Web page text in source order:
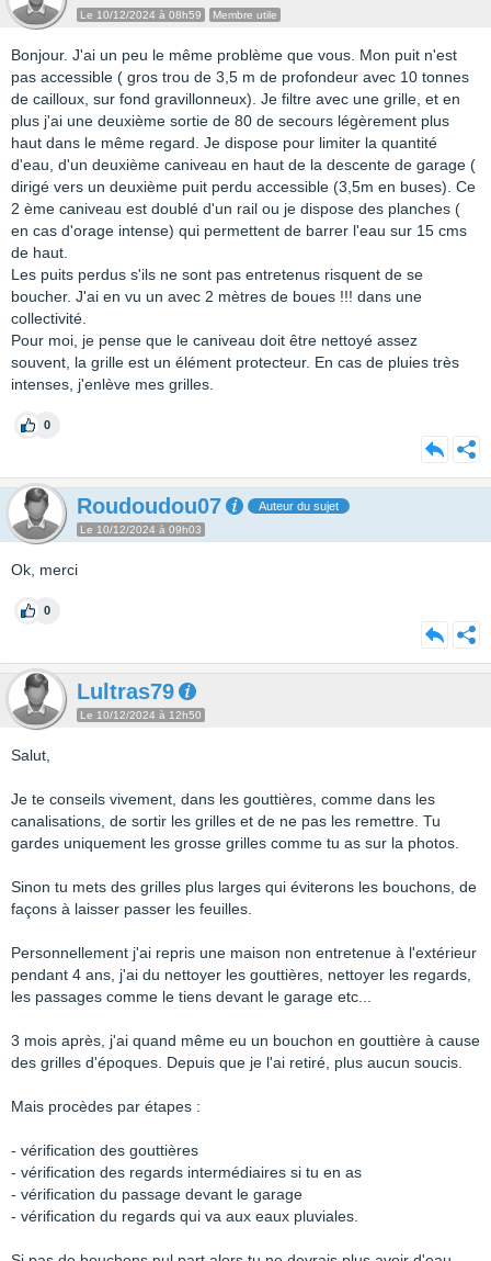
Le 10/12/2024 à 08h59 Membre utile
Bonjour. J'ai un peu le même problème que vous. Mon puit n'est
pas accessible ( gros trou de 3,5 m de profondeur avec 10 tonnes
de cailloux, sur fond gravillonneux). Je filtre avec une grille, et en
plus j'ai une deuxième sortie de 80 de secours légèrement plus
haut dans le même regard. Je dispose pour limiter la quantité
d'eau, d'un deuxième caniveau en haut de la descente de garage (
dirigé vers un deuxième puit perdu accessible (3,5m en buses). Ce
2 ème caniveau est doublé d'un rail ou je dispose des planches (
en cas d'orage intense) qui permettent de barrer l'eau sur 15 cms
de haut.
Les puits perdus s'ils ne sont pas entretenus risquent de se
boucher. J'ai en vu un avec 2 mètres de boues !!! dans une
collectivité.
Pour moi, je pense que le caniveau doit être nettoyé assez
souvent, la grille est un élément protecteur. En cas de pluies très
intenses, j'enlève mes grilles.
0
Roudoudou07 Auteur du sujet
Le 10/12/2024 à 09h03
Ok, merci
0
Lultras79
Le 10/12/2024 à 12h50
Salut,
Je te conseils vivement, dans les gouttières, comme dans les
canalisations, de sortir les grilles et de ne pas les remettre. Tu
gardes uniquement les grosse grilles comme tu as sur la photos.
Sinon tu mets des grilles plus larges qui éviterons les bouchons, de
façons à laisser passer les feuilles.
Personnellement j'ai repris une maison non entretenue à l'extérieur
pendant 4 ans, j'ai du nettoyer les gouttières, nettoyer les regards,
les passages comme le tiens devant le garage etc...
3 mois après, j'ai quand même eu un bouchon en gouttière à cause
des grilles d'époques. Depuis que je l'ai retiré, plus aucun soucis.
Mais procèdes par étapes :
- vérification des gouttières
- vérification des regards intermédiaires si tu en as
- vérification du passage devant le garage
- vérification du regards qui va aux eaux pluviales.